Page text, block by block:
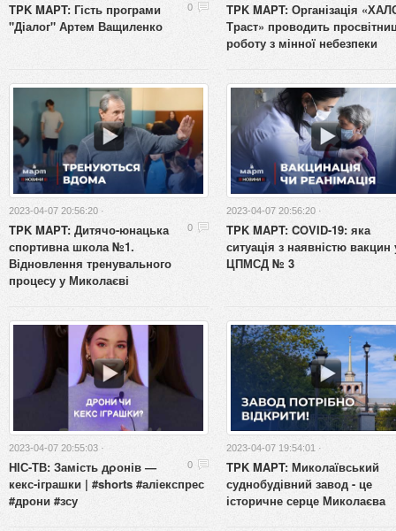
0
TPK MAPT: Гість програми
"Діалог" Артем Ващиленко
TPK MAPT: Організація
Траст» проводить
роботу з мінної небезпеки
2023-04-07 20:56:20 ·
0
TPK MAPT: Дитячо-юнацька
спортивна школа №1.
Відновлення тренувального
процесу у Миколаєві
2023-04-07 20:56:20 ·
TPK MAPT: COVID-19: яка
ситуація з наявністю вакцин
ЦПМСД № 3
2023-04-07 20:55:03 ·
0
НІС-ТВ: Замість дρонів —
кекс-іграшки | #shorts #аліекспрес
#дрони #зсу
2023-04-07 19:54:01 ·
TPK MAPT: Миколаївський
суднобудівний завод - це
історичне серце Миколаєва